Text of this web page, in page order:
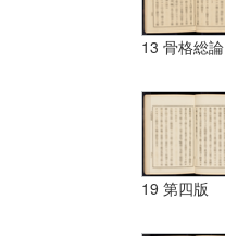
13 骨格総論
19 第四版